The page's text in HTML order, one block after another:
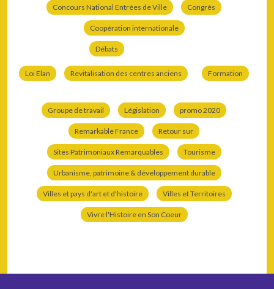
Concours National Entrées de Ville Congrès
Coopération internationale
Débats
Loi Elan Revitalisation des centres anciens Formation
Groupe de travail Législation promo 2020
Remarkable France Retour sur
Sites Patrimoniaux Remarquables Tourisme
Urbanisme, patrimoine & développement durable
Villes et pays d'art et d'histoire Villes et Territoires
Vivre l'Histoire en Son Coeur